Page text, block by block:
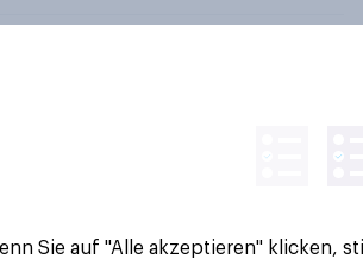
PLC. Alle Rechte vorbehalten.
Sie auf "Alle akzeptieren" klicken,